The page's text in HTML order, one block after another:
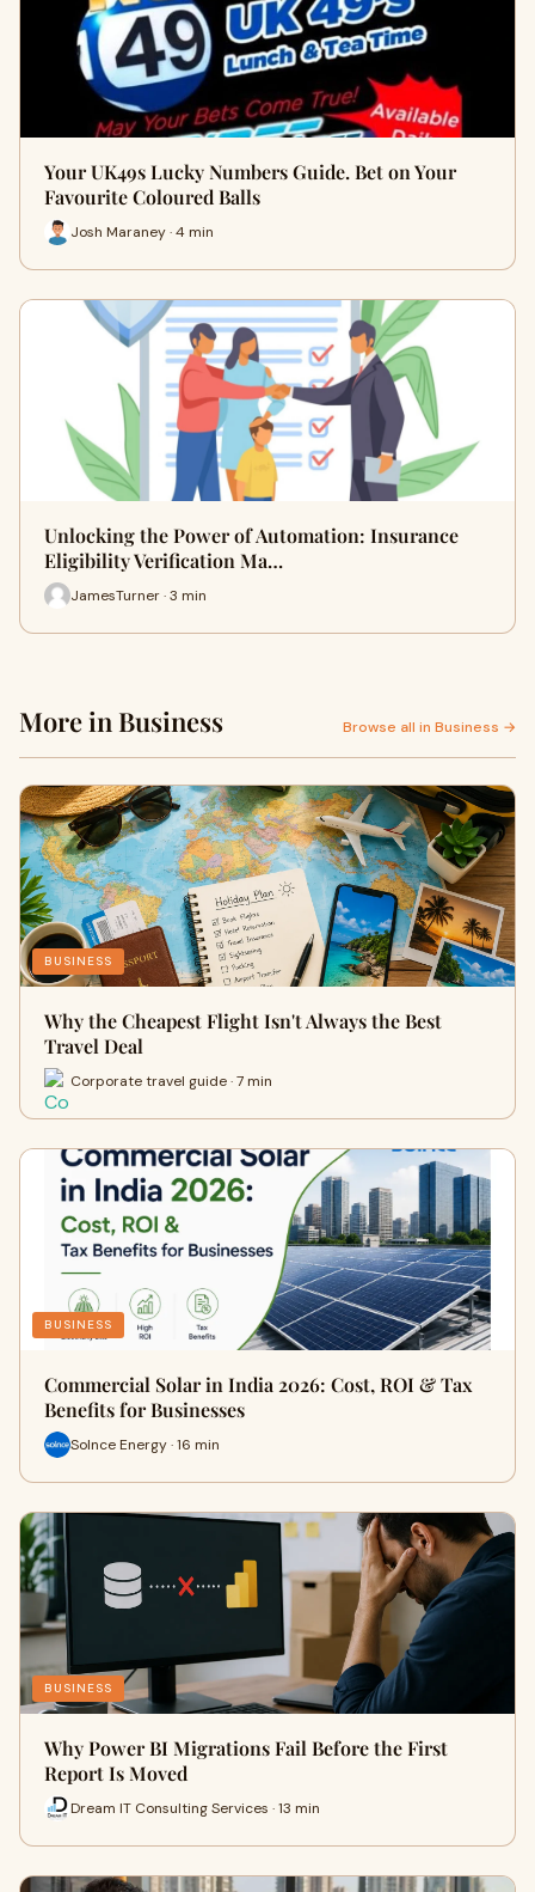
Your UK49s Lucky Numbers Guide. Bet on Your
Favourite Coloured Balls
Josh Maraney · 4 min
Unlocking the Power of Automation: Insurance
Eligibility Verification Ma…
JamesTurner · 3 min
More in Business Browse all in Business →
BUSINESS
Why the Cheapest Flight Isn't Always the Best
Travel Deal
Corporate travel guide · 7 min
BUSINESS
Commercial Solar in India 2026: Cost, ROI & Tax
Benefits for Businesses
Solnce Energy · 16 min
BUSINESS
Why Power BI Migrations Fail Before the First
Report Is Moved
Dream IT Consulting Services · 13 min